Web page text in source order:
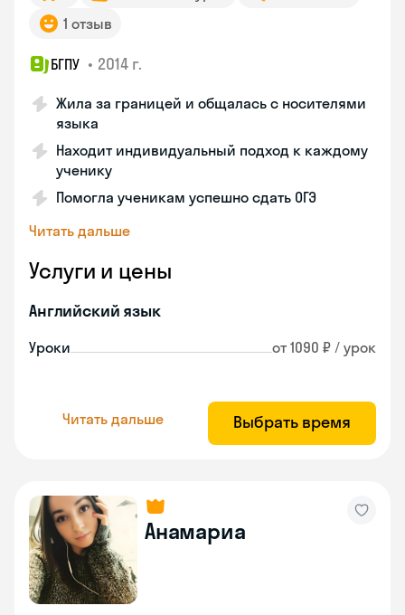
1 отзыв
БГПУ • 2014 г.
Жила за границей и общалась с носителями
языка
Находит индивидуальный подход к каждому
ученику
Помогла ученикам успешно сдать ОГЭ
Читать дальше
Услуги и цены
Английский язык
Уроки от 1090 ₽ / урок
Читать дальше Выбрать время
Анамариа